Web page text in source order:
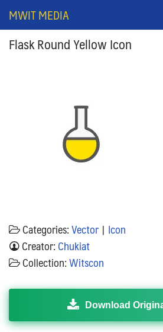
MWIT MEDIA
Flask Round Yellow Icon
Categories:Vector | Icon
Creator:Chukiat
Collection:Witscon
Download